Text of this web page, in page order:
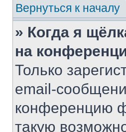
Вернуться к началу
» Когда я
на
Только
email-
конференцию
такую